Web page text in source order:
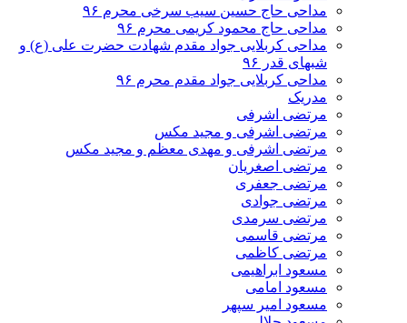
مداحی حاج حسین سیب سرخی محرم ۹۶
مداحی حاج محمود کریمی محرم ۹۶
مداحی کربلایی جواد مقدم شهادت حضرت علی (ع) و
شبهای قدر ۹۶
مداحی کربلایی جواد مقدم محرم ۹۶
مدریک
مرتضی اشرفی
مرتضی اشرفی و مجید مکس
مرتضی اشرفی و مهدی معظم و مجید مکس
مرتضی اصغریان
مرتضی جعفری
مرتضی جوادی
مرتضی سرمدی
مرتضی قاسمی
مرتضی کاظمی
مسعود ابراهیمی
مسعود امامی
مسعود امیر سپهر